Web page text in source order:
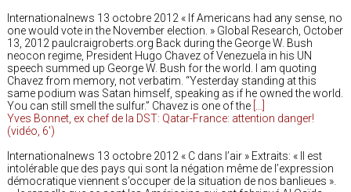
Internationalnews 13 octobre 2012 « If Americans had any sense, no
one would vote in the November election. » Global Research, October
13, 2012 paulcraigroberts.org Back during the George W. Bush
neocon regime, President Hugo Chavez of Venezuela in his UN
speech summed up George W. Bush for the world. I am quoting
Chavez from memory, not verbatim. “Yesterday standing at this
same podium was Satan himself, speaking as if he owned the world.
You can still smell the sulfur.” Chavez is one of the
Yves Bonnet, ex chef de la DST: Qatar-France: attention danger!
(vidéo, 6′)
Internationalnews 13 octobre 2012 « C dans l’air » Extraits: « Il est
intolérable que des pays qui sont la négation même de l’expression
démocratique viennent s’occuper de la situation de nos banlieues ».